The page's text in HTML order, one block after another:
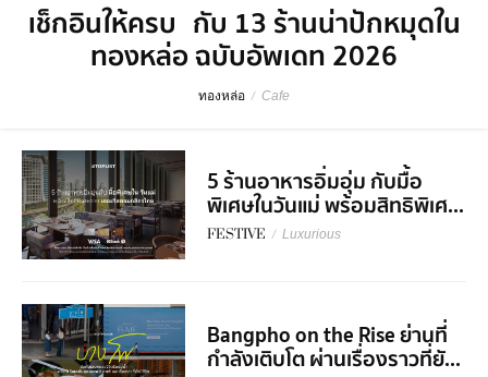
เช็กอินให้ครบ กับ 13 ร้านน่าปักหมุดใน
ทองหล่อ ฉบับอัพเดท 2026
ทองหล่อ / Cafe
5 ร้านอาหารอิ่มอุ่ม กับมื้อ
พิเศษในวันแม่ พร้อมสิทธิพิเศ...
FESTIVE / Luxurious
Bangpho on the Rise ย่านที่
กำลังเติบโต ผ่านเรื่องราวที่ยั...